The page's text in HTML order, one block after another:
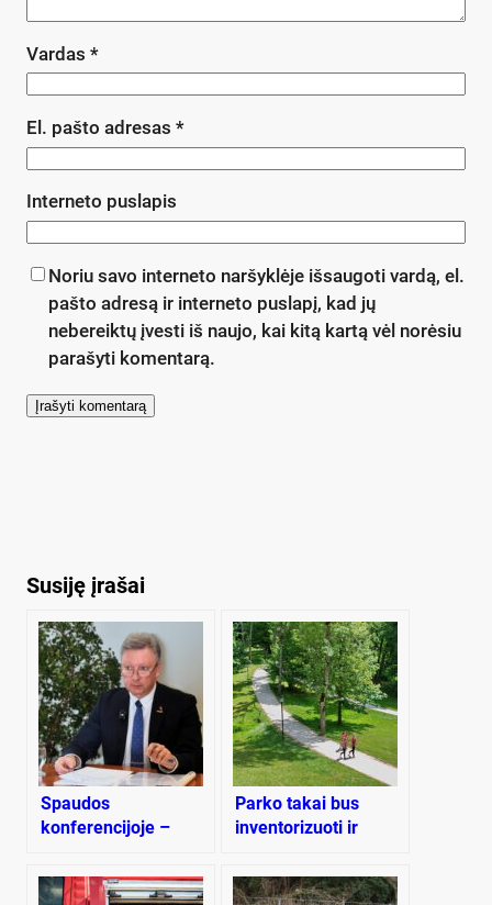
Vardas *
El. pašto adresas *
Interneto puslapis
Noriu savo interneto naršyklėje išsaugoti vardą, el.
pašto adresą ir interneto puslapį, kad jų
nebereiktų įvesti iš naujo, kai kitą kartą vėl norėsiu
parašyti komentarą.
Susiję įrašai
Spaudos
konferencijoje –
steigti pramonės
parką
Parko takai bus
inventorizuoti ir